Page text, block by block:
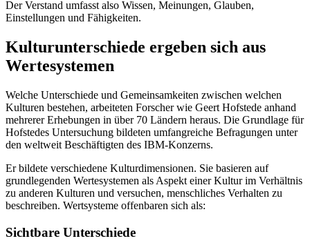
Der Verstand umfasst also Wissen, Meinungen, Glauben,
Einstellungen und Fähigkeiten.
Kulturunterschiede ergeben sich aus
Wertesystemen
Welche Unterschiede und Gemeinsamkeiten zwischen welchen
Kulturen bestehen, arbeiteten Forscher wie Geert Hofstede anhand
mehrerer Erhebungen in über 70 Ländern heraus. Die Grundlage für
Hofstedes Untersuchung bildeten umfangreiche Befragungen unter
den weltweit Beschäftigten des IBM-Konzerns.
Er bildete verschiedene Kulturdimensionen. Sie basieren auf
grundlegenden Wertesystemen als Aspekt einer Kultur im Verhältnis
zu anderen Kulturen und versuchen, menschliches Verhalten zu
beschreiben. Wertsysteme offenbaren sich als:
Sichtbare Unterschiede